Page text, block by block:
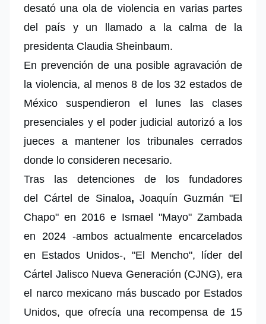
desató una ola de violencia en varias partes
del país y un llamado a la calma de la
presidenta Claudia Sheinbaum.
En prevención de una posible agravación de
la violencia, al menos 8 de los 32 estados de
México suspendieron el lunes las clases
presenciales y el poder judicial autorizó a los
jueces a mantener los tribunales cerrados
donde lo consideren necesario.
Tras las detenciones de los fundadores
del Cártel de Sinaloa, Joaquín Guzmán "El
Chapo" en 2016 e Ismael "Mayo" Zambada
en 2024 -ambos actualmente encarcelados
en Estados Unidos-, "El Mencho", líder del
Cártel Jalisco Nueva Generación (CJNG), era
el narco mexicano más buscado por Estados
Unidos, que ofrecía una recompensa de 15